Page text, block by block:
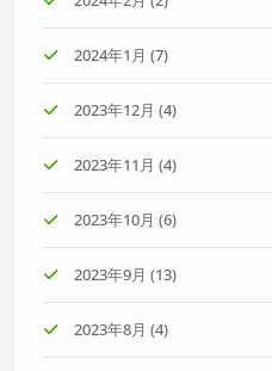
2024年1月 (7)
2023年12月 (4)
2023年11月 (4)
2023年10月 (6)
2023年9月 (13)
2023年8月 (4)